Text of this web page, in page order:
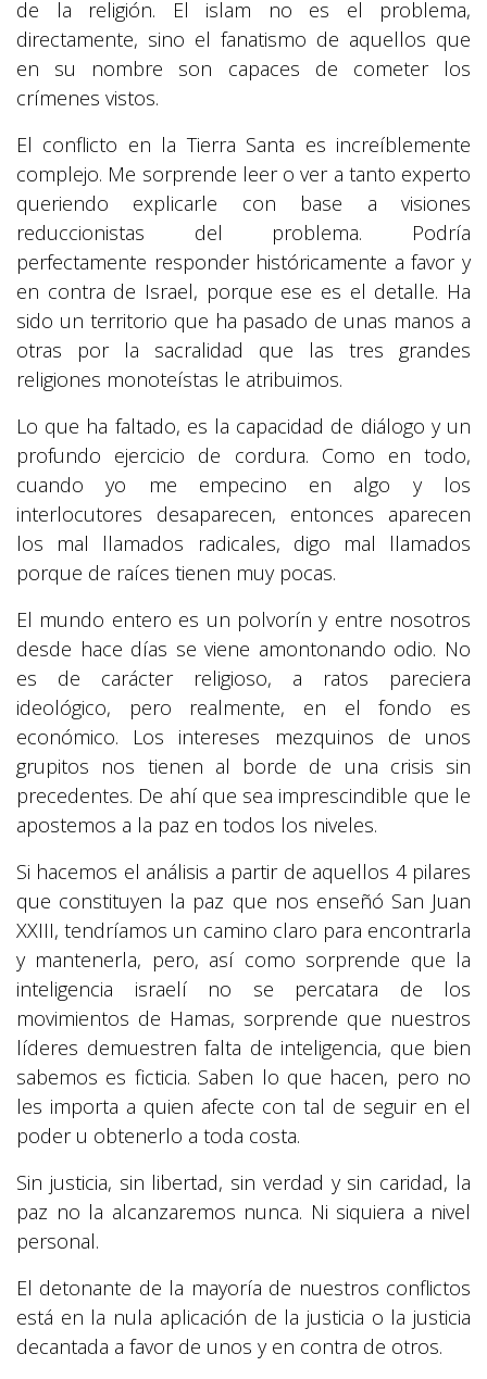
de la religión. El islam no es el problema,
directamente, sino el fanatismo de aquellos que
en su nombre son capaces de cometer los
crímenes vistos.
El conflicto en la Tierra Santa es increíblemente
complejo. Me sorprende leer o ver a tanto experto
queriendo explicarle con base a visiones
reduccionistas del problema. Podría
perfectamente responder históricamente a favor y
en contra de Israel, porque ese es el detalle. Ha
sido un territorio que ha pasado de unas manos a
otras por la sacralidad que las tres grandes
religiones monoteístas le atribuimos.
Lo que ha faltado, es la capacidad de diálogo y un
profundo ejercicio de cordura. Como en todo,
cuando yo me empecino en algo y los
interlocutores desaparecen, entonces aparecen
los mal llamados radicales, digo mal llamados
porque de raíces tienen muy pocas.
El mundo entero es un polvorín y entre nosotros
desde hace días se viene amontonando odio. No
es de carácter religioso, a ratos pareciera
ideológico, pero realmente, en el fondo es
económico. Los intereses mezquinos de unos
grupitos nos tienen al borde de una crisis sin
precedentes. De ahí que sea imprescindible que le
apostemos a la paz en todos los niveles.
Si hacemos el análisis a partir de aquellos 4 pilares
que constituyen la paz que nos enseñó San Juan
XXIII, tendríamos un camino claro para encontrarla
y mantenerla, pero, así como sorprende que la
inteligencia israelí no se percatara de los
movimientos de Hamas, sorprende que nuestros
líderes demuestren falta de inteligencia, que bien
sabemos es ficticia. Saben lo que hacen, pero no
les importa a quien afecte con tal de seguir en el
poder u obtenerlo a toda costa.
Sin justicia, sin libertad, sin verdad y sin caridad, la
paz no la alcanzaremos nunca. Ni siquiera a nivel
personal.
El detonante de la mayoría de nuestros conflictos
está en la nula aplicación de la justicia o la justicia
decantada a favor de unos y en contra de otros.